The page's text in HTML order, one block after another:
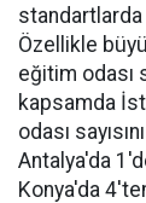
standartlarda
Özellikle
eğitim odası
kapsamda
odası
Antalya'da
Konya'da